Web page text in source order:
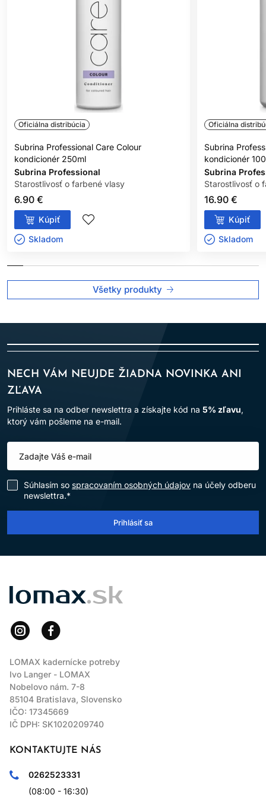
Oficiálna distribúcia
Subrina Professional Care Colour
kondicionér 250ml
Subrina Professional
Starostlivosť o farbené vlasy
6.90 €
Kúpiť
Skladom ㅤ
Oficiálna
Subrina
kondicionér
Subrina
Starostlivosť o
16.90 €
Kúpiť
Skladom ㅤ
Všetky produkty
NECH VÁM NEUJDE ŽIADNA NOVINKA ANI
ZĽAVA
Prihláste sa na odber newslettra a získajte kód na 5% zľavu,
ktorý vám pošleme na e-mail.
Súhlasím so spracovaním osobných údajov na účely odberu
newslettra.*
Prihlásiť sa
LOMAX
LOMAX kadernícke potreby
Ivo Langer - LOMAX
Nobelovo nám. 7-8
85104 Bratislava, Slovensko
IČO: 17345669
IČ DPH: SK1020209740
KONTAKTUJTE NÁS
0262523331
(08:00 - 16:30)